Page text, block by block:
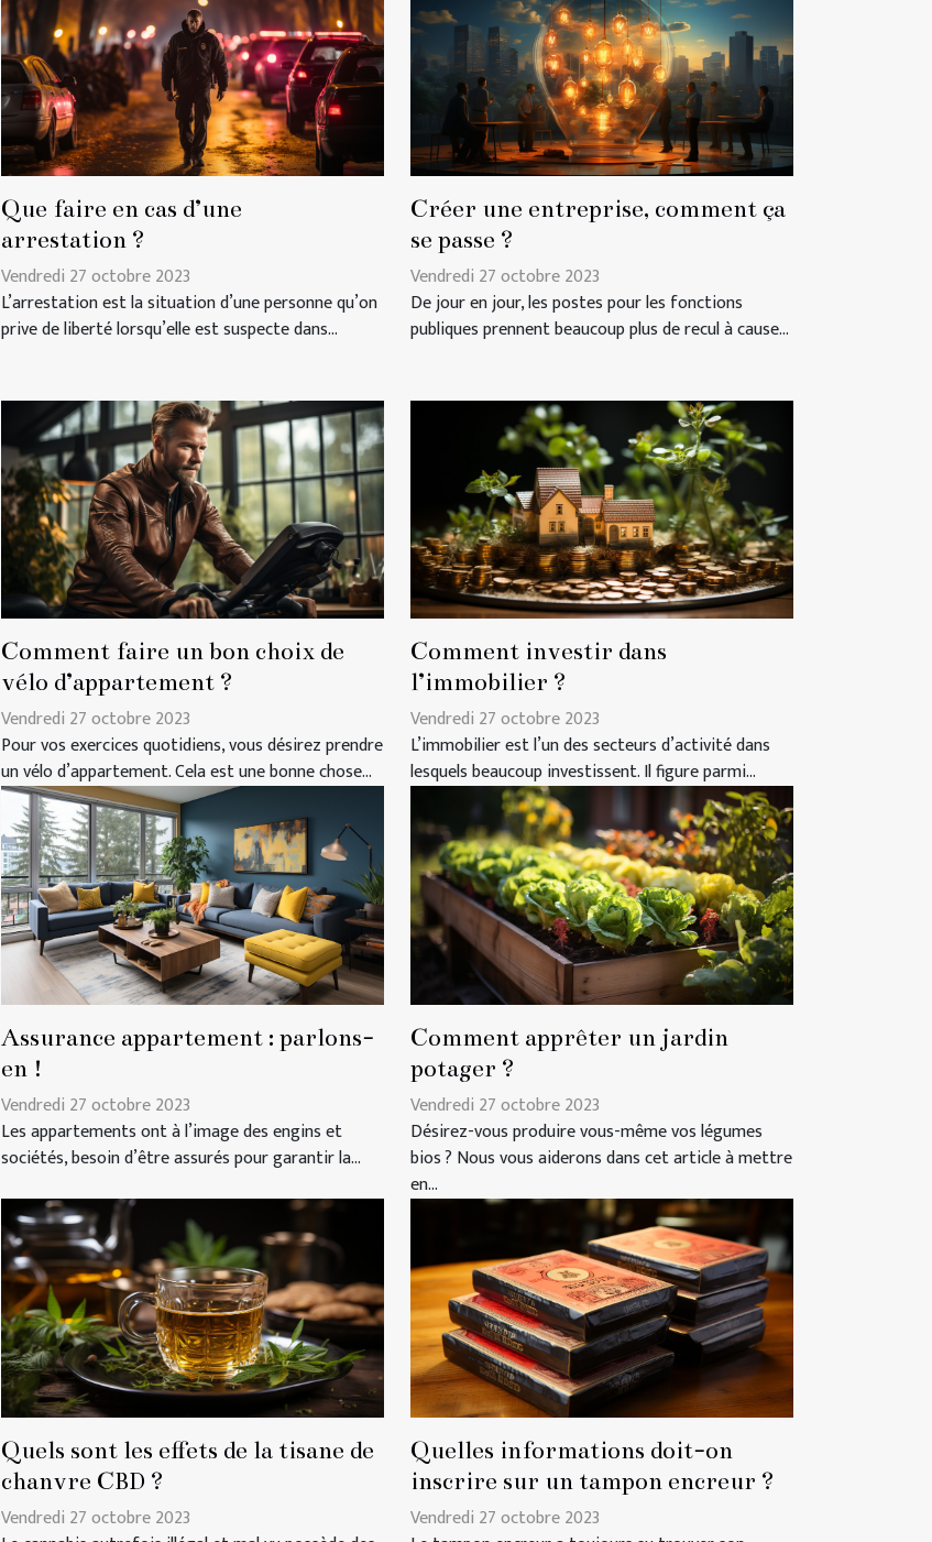
Que faire en cas d’une
arrestation ?
Vendredi 27 octobre 2023
L’arrestation est la situation d’une personne qu’on
prive de liberté lorsqu’elle est suspecte dans...
Créer une entreprise, comment ça
se passe ?
Vendredi 27 octobre 2023
De jour en jour, les postes pour les fonctions
publiques prennent beaucoup plus de recul à cause...
Comment faire un bon choix de
vélo d’appartement ?
Vendredi 27 octobre 2023
Pour vos exercices quotidiens, vous désirez prendre
un vélo d’appartement. Cela est une bonne chose...
Comment investir dans
l’immobilier ?
Vendredi 27 octobre 2023
L’immobilier est l’un des secteurs d’activité dans
lesquels beaucoup investissent. Il figure parmi...
Assurance appartement : parlons-
en !
Vendredi 27 octobre 2023
Les appartements ont à l’image des engins et
sociétés, besoin d’être assurés pour garantir la...
Comment apprêter un jardin
potager ?
Vendredi 27 octobre 2023
Désirez-vous produire vous-même vos légumes
bios ? Nous vous aiderons dans cet article à mettre
en...
Quels sont les effets de la tisane de
chanvre CBD ?
Vendredi 27 octobre 2023
Quelles informations doit-on
inscrire sur un tampon encreur ?
Vendredi 27 octobre 2023